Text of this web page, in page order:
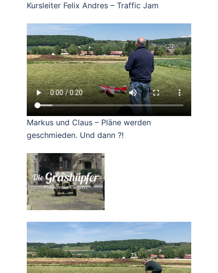
Kursleiter Felix Andres – Traffic Jam
Markus und Claus – Pläne werden
geschmieden. Und dann ?!